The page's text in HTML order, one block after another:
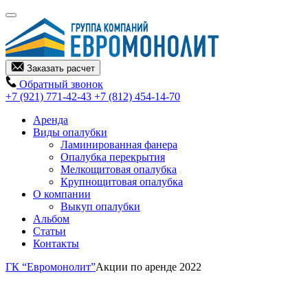
Заказать расчет
Обратный звонок
+7 (921) 771-42-43 +7 (812) 454-14-70
Аренда
Виды опалубки
Ламинированная фанера
Опалубка перекрытия
Мелкощитовая опалубка
Крупнощитовая опалубка
О компании
Выкуп опалубки
Альбом
Статьи
Контакты
ГК “Евромонолит”Акции по аренде 2022